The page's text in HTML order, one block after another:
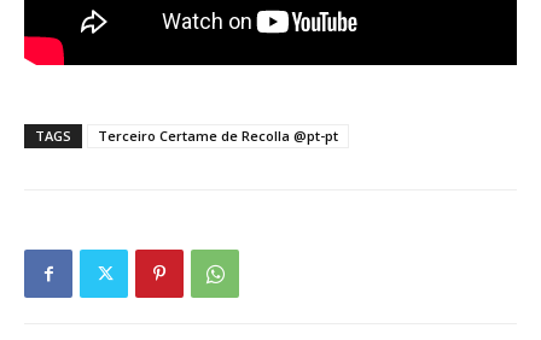
TAGS Terceiro Certame de Recolla @pt-pt